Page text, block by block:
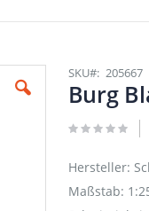
SKU 205667
Burg
Hersteller:
Maßstab: